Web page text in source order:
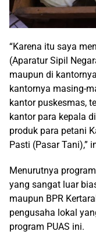
“Karena itu saya
(Aparatur Sipil
maupun di
kantornya masing-
kantor puskesmas,
kantor para kepala
produk para petani
Pasti (Pasar Tani),”
Menurutnya
yang sangat luar
maupun BPR
pengusaha lokal
program PUAS ini.